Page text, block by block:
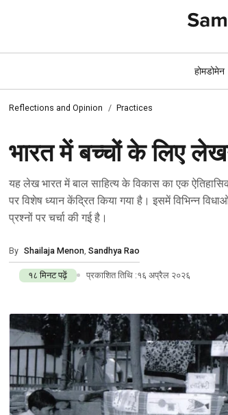
होमडोमेन
स्कूल के विषय प्रणालीगत
सीखने के स्थान
विशेष मुद्दे कोविद १ ९
Reflections and Opinion Practices
भारत में बच्चों के लिए
यह लेख भारत में बाल साहित्य के विकास का एक ऐतिहासिक अवलोकन प्रस्तुत करता है, जिसमें स्वतंत्रता-प्राप्ति के बाद के काल
पर विशेष ध्यान केंद्रित किया गया है। इसमें विभिन्न
प्रश्नों पर चर्चा की गई है।
By Shailaja Menon, Sandhya Rao
१८ मिनट पढ़ें प्रकाशित तिथि :१६ अप्रैल २०२६